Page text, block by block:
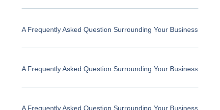
A Frequently Asked Question Surrounding Your Business
A Frequently Asked Question Surrounding Your Business
A Frequently Asked Question Surrounding Your Business